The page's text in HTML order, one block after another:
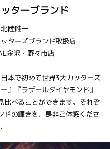
ターブランド
陸唯一
ターズブランド取扱店
金沢・野々市店
本で初めて世界3大カッターズ
』『ラザールダイヤモンド』
比べることができます。それぞ
ドの輝きを、是非ご体感くださ